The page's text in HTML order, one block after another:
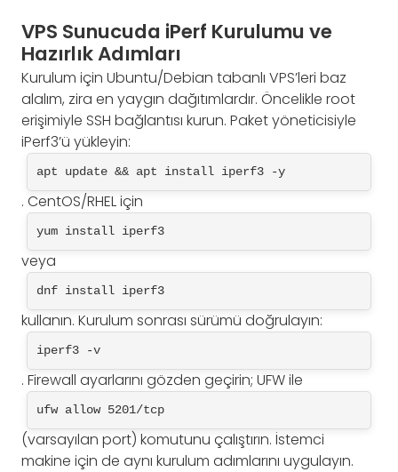
VPS Sunucuda iPerf Kurulumu ve
Hazırlık Adımları
Kurulum için Ubuntu/Debian tabanlı VPS’leri baz
alalım, zira en yaygın dağıtımlardır. Öncelikle root
erişimiyle SSH bağlantısı kurun. Paket yöneticisiyle
iPerf3’ü yükleyin:
apt update && apt install iperf3 -y
. CentOS/RHEL için
yum install iperf3
veya
dnf install iperf3
kullanın. Kurulum sonrası sürümü doğrulayın:
iperf3 -v
. Firewall ayarlarını gözden geçirin; UFW ile
ufw allow 5201/tcp
(varsayılan port) komutunu çalıştırın. İstemci
makine için de aynı kurulum adımlarını uygulayın.